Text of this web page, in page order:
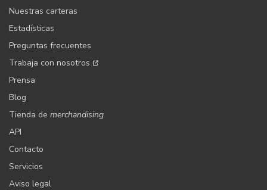
Nuestras carteras
Estadísticas
Preguntas frecuentes
Trabaja con nosotros
Prensa
Blog
Tienda de merchandising
API
Contacto
Servicios
Aviso legal